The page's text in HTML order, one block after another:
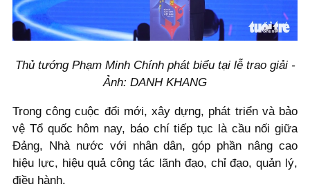
Thủ tướng Phạm Minh Chính phát biểu tại lễ trao giải -
Ảnh: DANH KHANG
Trong công cuộc đổi mới, xây dựng, phát triển và bảo
vệ Tổ quốc hôm nay, báo chí tiếp tục là cầu nối giữa
Đảng, Nhà nước với nhân dân, góp phần nâng cao
hiệu lực, hiệu quả công tác lãnh đạo, chỉ đạo, quản lý,
điều hành.